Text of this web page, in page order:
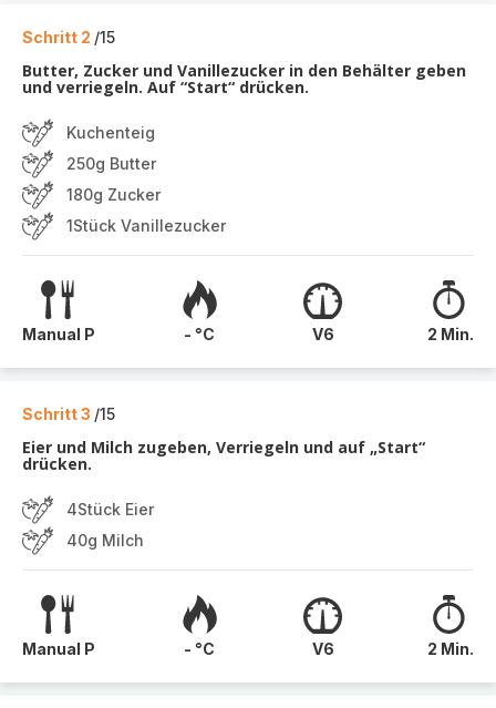
Schritt 2 /15
Butter, Zucker und Vanillezucker in den Behälter geben
und verriegeln. Auf “Start“ drücken.
Kuchenteig
250g Butter
180g Zucker
1Stück Vanillezucker
Manual P - °C V6 2 Min.
Schritt 3 /15
Eier und Milch zugeben, Verriegeln und auf „Start“
drücken.
4Stück Eier
40g Milch
Manual P - °C V6 2 Min.